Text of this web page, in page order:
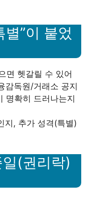
”이 붙었
면 헷갈릴 수 있어
감독원/거래소 공지
명확히 드러나는지
지, 추가 성격(특별)
(권리락)